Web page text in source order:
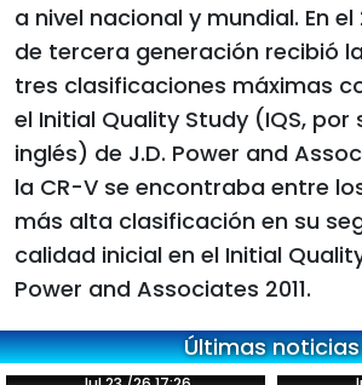
a nivel nacional y mundial. En el
de tercera generación recibió
tres clasificaciones máximas
el Initial Quality Study (IQS, por
inglés) de J.D. Power and
la CR-V se encontraba entre
más alta clasificación en su
calidad inicial en el Initial
Power and Associates 2011.
Últimas noticias